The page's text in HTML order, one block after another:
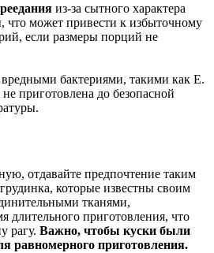
из-за сытного характера
что может привести к избыточному
если размеры порций не
вредными бактериями, такими как E.
приготовлена до безопасной
отдавайте предпочтение таким
которые известны своим
тканями,
длительного приготовления, что
рагу. Важно, чтобы куски были
равномерного приготовления.